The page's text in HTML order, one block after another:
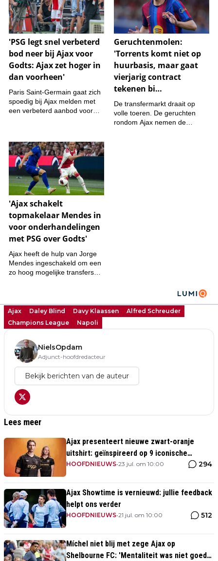
Ajax Daley Blind Davy Klaassen
Alfred Schreuder
Champions League
Napoli
NielsOpdam
Adjunct-hoofdredacteur
Bekijk berichten van de auteur
Lees meer
Ajax presenteert nieuwe zwart-oranje
uitshirt: geïnspireerd op 9 iconische
momenten uit clubhistorie
HOOFDNIEUWS•23 jul. om 10:00 294
Ajax Showtime is vernieuwd: jullie feedback
helpt ons verder
HOOFDNIEUWS•21 jul. om 10:00 512
Míchel niet blij met zege Ajax op
Shelbourne FC: 'Mentaliteit was niet goed